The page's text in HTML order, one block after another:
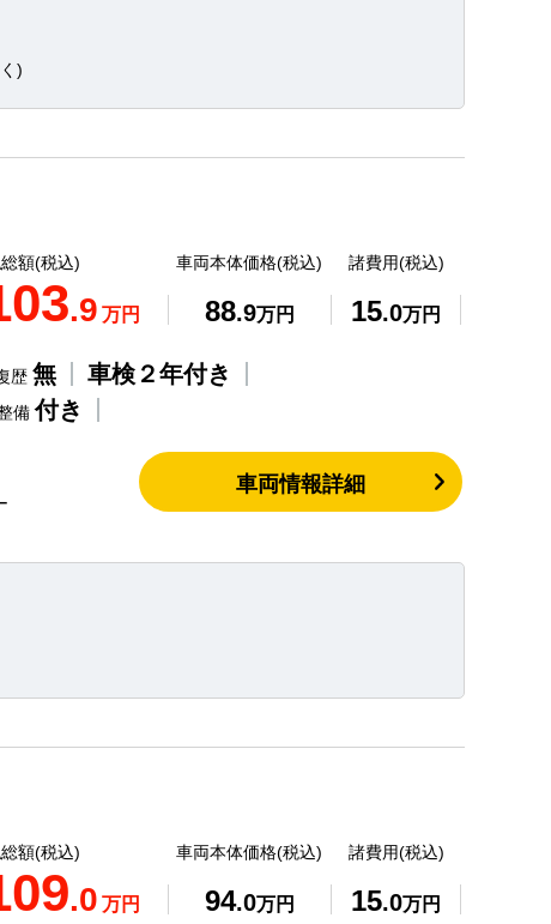
)
額(税込)
.9 万円
車両本体価格(税込)
88.9万円
諸費用(税込)
15.0万円
歴 無 車検２年付き
備付き
車両情報詳細
額(税込)
.0 万円
車両本体価格(税込)
94.0万円
諸費用(税込)
15.0万円